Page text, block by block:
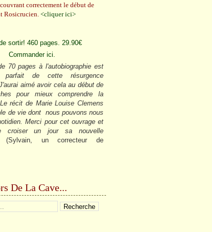
correctement le début de
Rosicrucien.<cliquer ici>
sortir! 460 pages. 29.90€
Commander ici.
70 pages à l'autobiographie est
parfait de cette résurgence
aimé avoir cela au début de
pour mieux comprendre la
récit de Marie Louise Clemens
de vie dont nous pouvons nous
Merci pour cet ouvrage et
croiser un jour sa nouvelle
(Sylvain, un correcteur de
De La Cave...